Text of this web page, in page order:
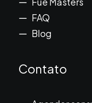
FAQ
Blog
Contato